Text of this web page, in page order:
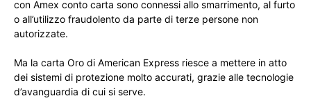
con Amex conto carta sono connessi allo smarrimento, al furto
o all’utilizzo fraudolento da parte di terze persone non
autorizzate.
Ma la carta Oro di American Express riesce a mettere in atto
dei sistemi di protezione molto accurati, grazie alle tecnologie
d’avanguardia di cui si serve.